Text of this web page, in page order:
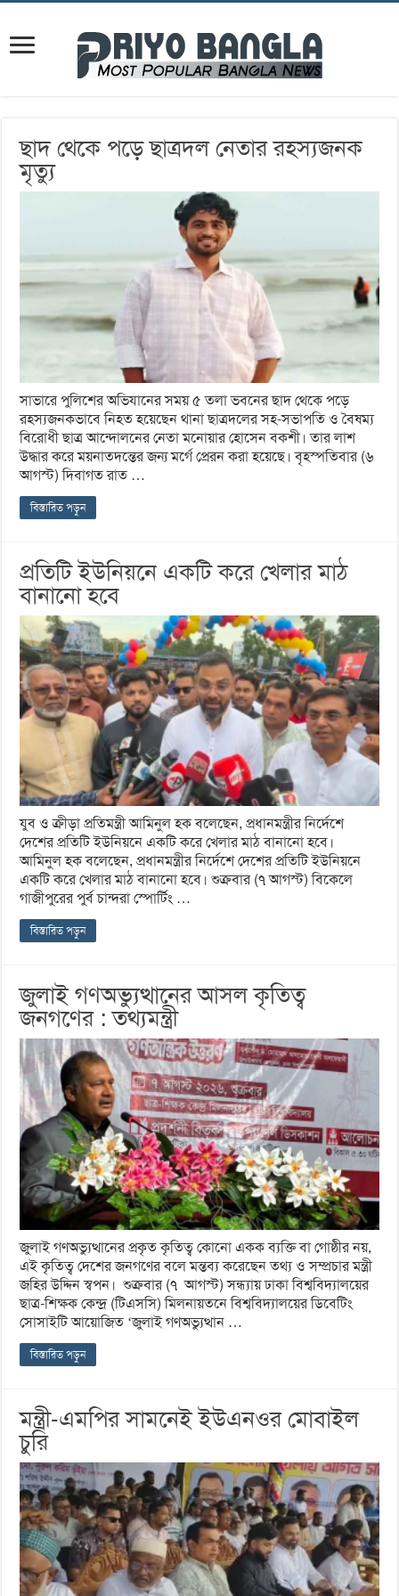
ছাদ থেকে পড়ে ছাত্রদল নেতার রহস্যজনক
মৃত্যু
সাভারে পুলিশের অভিযানের সময় ৫ তলা ভবনের ছাদ থেকে পড়ে
রহস্যজনকভাবে নিহত হয়েছেন থানা ছাত্রদলের সহ-সভাপতি ও বৈষম্য
বিরোধী ছাত্র আন্দোলনের নেতা মনোয়ার হোসেন বকশী। তার লাশ
উদ্ধার করে ময়নাতদন্তের জন্য মর্গে প্রেরন করা হয়েছে। বৃহস্পতিবার (৬
আগস্ট) দিবাগত রাত …
বিস্তারিত পড়ুন
প্রতিটি ইউনিয়নে একটি করে খেলার মাঠ
বানানো হবে
যুব ও ক্রীড়া প্রতিমন্ত্রী আমিনুল হক বলেছেন, প্রধানমন্ত্রীর নির্দেশে
দেশের প্রতিটি ইউনিয়নে একটি করে খেলার মাঠ বানানো হবে।
আমিনুল হক বলেছেন, প্রধানমন্ত্রীর নির্দেশে দেশের প্রতিটি ইউনিয়নে
একটি করে খেলার মাঠ বানানো হবে। শুক্রবার (৭ আগস্ট) বিকেলে
গাজীপুরের পুর্ব চান্দরা স্পোর্টিং …
বিস্তারিত পড়ুন
জুলাই গণঅভ্যুত্থানের আসল কৃতিত্ব
জনগণের : তথ্যমন্ত্রী
জুলাই গণঅভ্যুত্থানের প্রকৃত কৃতিত্ব কোনো একক ব্যক্তি বা গোষ্ঠীর নয়,
এই কৃতিত্ব দেশের জনগণের বলে মন্তব্য করেছেন তথ্য ও সম্প্রচার মন্ত্রী
জহির উদ্দিন স্বপন। শুক্রবার (৭ আগস্ট) সন্ধ্যায় ঢাকা বিশ্ববিদ্যালয়ের
ছাত্র-শিক্ষক কেন্দ্র (টিএসসি) মিলনায়তনে বিশ্ববিদ্যালয়ের ডিবেটিং
সোসাইটি আয়োজিত ‘জুলাই গণঅভ্যুত্থান …
বিস্তারিত পড়ুন
মন্ত্রী-এমপির সামনেই ইউএনওর মোবাইল
চুরি